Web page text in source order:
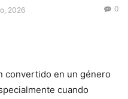
2026 0
convertido en un género
cuando